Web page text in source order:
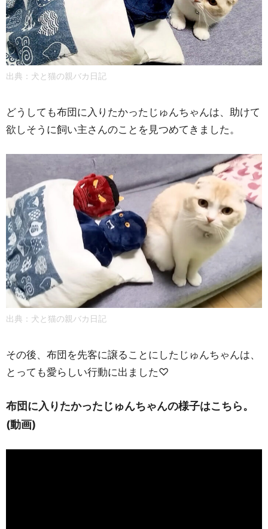
出典： 犬と猫の親バカ日記
どうしても布団に入りたかったじゅんちゃんは、助けて
欲しそうに飼い主さんのことを見つめてきました。
出典：犬と猫の親バカ日記
その後、布団を先客に譲ることにしたじゅんちゃんは、
とっても愛らしい行動に出ました♡
布団に入りたかったじゅんちゃんの様子はこちら。
(動画)